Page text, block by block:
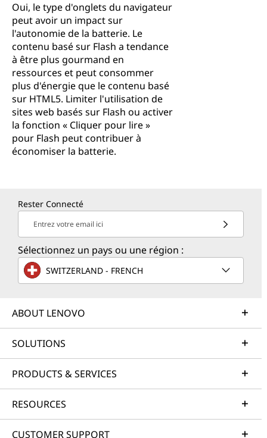
Oui, le type d'onglets du navigateur
peut avoir un impact sur
l'autonomie de la batterie. Le
contenu basé sur Flash a tendance
à être plus gourmand en
ressources et peut consommer
plus d'énergie que le contenu basé
sur HTML5. Limiter l'utilisation de
sites web basés sur Flash ou activer
la fonction « Cliquer pour lire »
pour Flash peut contribuer à
économiser la batterie.
Rester Connecté
Entrez votre email ici
Sélectionnez un pays ou une région :
SWITZERLAND - FRENCH
ABOUT LENOVO
SOLUTIONS
PRODUCTS & SERVICES
RESOURCES
CUSTOMER SUPPORT